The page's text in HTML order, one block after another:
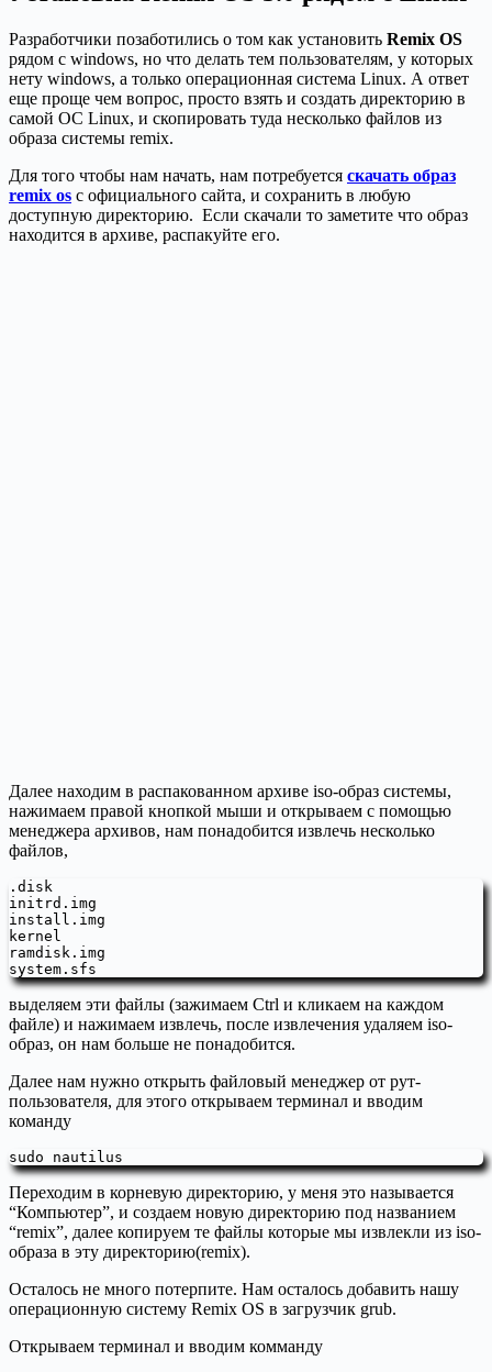
Разработчики позаботились о том как установить Remix OS
рядом с windows, но что делать тем пользователям, у которых
нету windows, а только операционная система Linux. А ответ
еще проще чем вопрос, просто взять и создать директорию в
самой ОС Linux, и скопировать туда несколько файлов из
образа системы remix.
Для того чтобы нам начать, нам потребуется скачать образ
remix os с официального сайта, и сохранить в любую
доступную директорию. Если скачали то заметите что образ
находится в архиве, распакуйте его.
Далее находим в распакованном архиве iso-образ системы,
нажимаем правой кнопкой мыши и открываем с помощью
менеджера архивов, нам понадобится извлечь несколько
файлов,
.disk
initrd.img
install.img
kernel
ramdisk.img
system.sfs
выделяем эти файлы (зажимаем Ctrl и кликаем на каждом
файле) и нажимаем извлечь, после извлечения удаляем iso-
образ, он нам больше не понадобится.
Далее нам нужно открыть файловый менеджер от рут-
пользователя, для этого открываем терминал и вводим
команду
sudo nautilus
Переходим в корневую директорию, у меня это называется
“Компьютер”, и создаем новую директорию под названием
“remix”, далее копируем те файлы которые мы извлекли из iso-
образа в эту директорию(remix).
Осталось не много потерпите. Нам осталось добавить нашу
операционную систему Remix OS в загрузчик grub.
Открываем терминал и вводим комманду